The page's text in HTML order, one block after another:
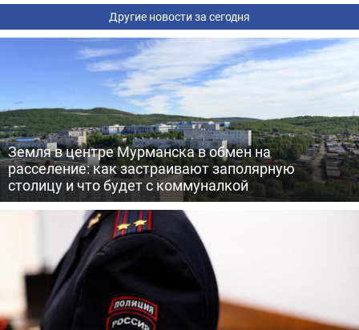
Другие новости за сегодня
Земля в центре Мурманска в обмен на
расселение: как застраивают заполярную
столицу и что будет с коммуналкой